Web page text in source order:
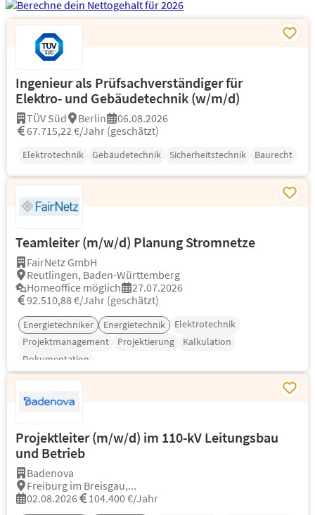
Ingenieur als Prüfsachverständiger für
Elektro- und Gebäudetechnik (w/m/d)
TÜV Süd Berlin
06.08.2026
67.715,22 €/Jahr (geschätzt)
Elektrotechnik Gebäudetechnik Sicherheitstechnik Baurecht
Teamleiter (m/w/d) Planung Stromnetze
FairNetz GmbH
Reutlingen, Baden-Württemberg
Homeoffice möglich
27.07.2026
92.510,88 €/Jahr (geschätzt)
Energietechniker Energietechnik
Elektrotechnik
Projektmanagement
Projektierung
Kalkulation
Dokumentation
Projektleiter (m/w/d) im 110-kV Leitungsbau
und Betrieb
Badenova
Freiburg im Breisgau,...
02.08.2026
104.400 €/Jahr